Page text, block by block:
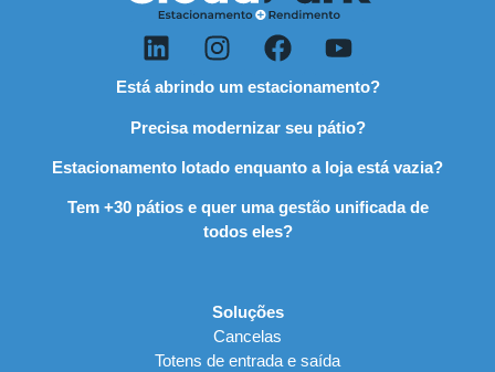
Está abrindo um estacionamento?
Precisa modernizar seu pátio?
Estacionamento lotado enquanto a loja está vazia?
Tem +30 pátios e quer uma gestão unificada de
todos eles?
Soluções
Cancelas
Totens de entrada e saída